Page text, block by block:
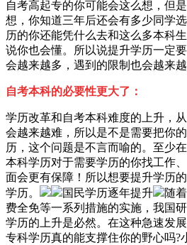
自考高起专的你可能会这么想，但
想，你知道三年后还会有多少同学
历的你还能凭什么去和这么多本科
说你也会懂。所以说提升学历一定
会越来越多，遇到的限制也会越来越
自考本科的必要性更大了：
学历改革和自考本科难度的上升，
会越来越难，所以是不是需要把你
历，这个问题是不言而喻的。至少
本科学历对于需要学历的你找工作
面会更有保障！所以想要提升学历
学历。
国民学历逐年提升
随
费全免等一系列措施的实施，我国
学历的上升是必然。在这种急速发
专科学历真的能支撑住你的野心吗?